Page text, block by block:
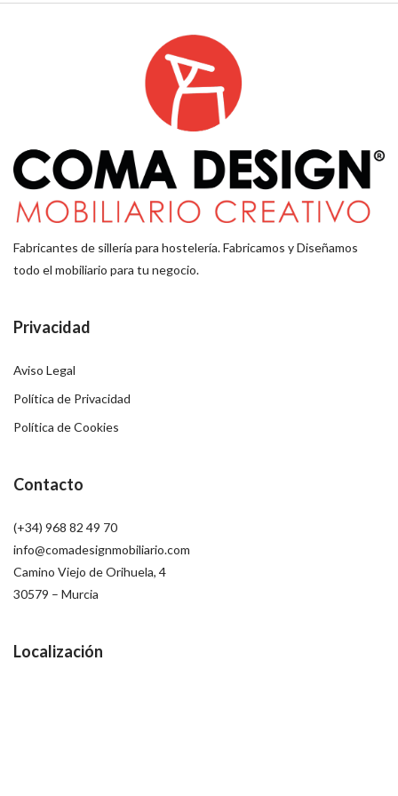
Fabricantes de sillería para hostelería. Fabricamos y Diseñamos
todo el mobiliario para tu negocio.
Privacidad
Aviso Legal
Política de Privacidad
Política de Cookies
Contacto
(+34) 968 82 49 70
info@comadesignmobiliario.com
Camino Viejo de Orihuela, 4
30579 – Murcia
Localización